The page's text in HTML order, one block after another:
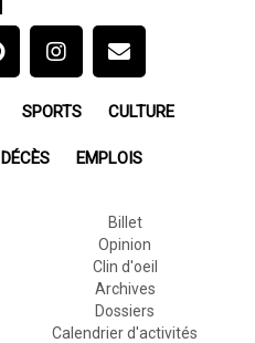
SPORTS CULTURE
DÉCÈS EMPLOIS
Billet
Opinion
Clin d'oeil
Archives
Dossiers
Calendrier d'activités